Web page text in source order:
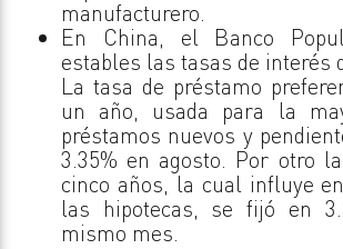
manufacturero.
En China, el Banco
estables las tasas de interés
La tasa de préstamo
un año, usada para la
préstamos nuevos y
3.35% en agosto. Por otro
cinco años, la cual influye
las hipotecas, se fijó en
mismo mes.